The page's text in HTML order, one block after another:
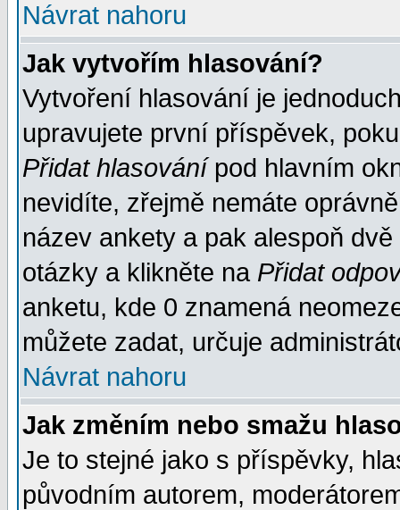
Návrat nahoru
Jak vytvořím hlasování?
Vytvoření hlasování je
upravujete první příspěvek,
Přidat hlasovánípod hlavním
nevidíte, zřejmě nemáte
název ankety a pak alespoň
otázky a klikněte na Přidat
anketu, kde 0 znamená
můžete zadat, určuje
Návrat nahoru
Jak změním nebo smažu
Je to stejné jako s příspěvky,
původním autorem,